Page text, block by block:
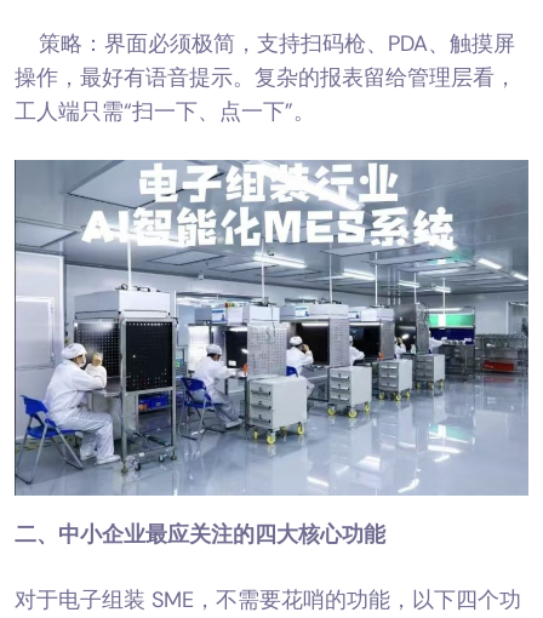
策略：界面必须极简，支持扫码枪、PDA、触摸屏
操作，最好有语音提示。复杂的报表留给管理层看，
工人端只需“扫一下、点一下”。
二、中小企业最应关注的四大核心功能
对于电子组装 SME，不需要花哨的功能，以下四个功